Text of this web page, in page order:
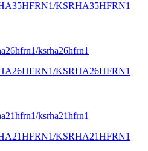
KSRHA35HFRN1
KSRHA26HFRN1
KSRHA21HFRN1